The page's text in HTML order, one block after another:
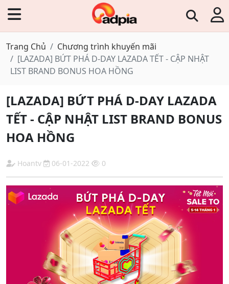
Trang Chủ
Chương trình khuyến mãi
[LAZADA] BỨT PHÁ D-DAY LAZADA TẾT - CẬP NHẬT
LIST BRAND BONUS HOA HỒNG
[LAZADA] BỨT PHÁ D-DAY LAZADA
TẾT - CẬP NHẬT LIST BRAND BONUS
HOA HỒNG
Hoantv 06-01-2022 0